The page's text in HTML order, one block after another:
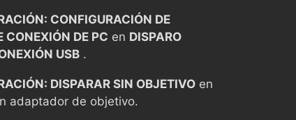
CONFIGURACIÓN DE
CONEXIÓN DE PC en DISPARO
USB .
DISPARAR SIN OBJETIVO en
adaptador de objetivo.